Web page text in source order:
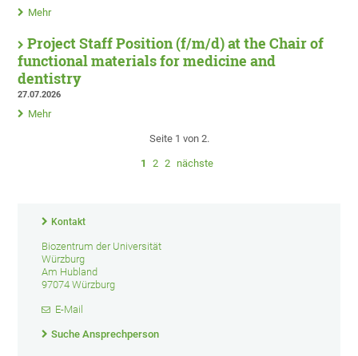
Mehr
Project Staff Position (f/m/d) at the Chair of
functional materials for medicine and
dentistry
27.07.2026
Mehr
Seite 1 von 2.
1 2 2 nächste
Kontakt
Biozentrum der Universität
Würzburg
Am Hubland
97074 Würzburg
E-Mail
Suche Ansprechperson